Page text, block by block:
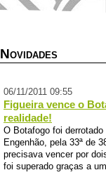
NOVIDADES
06/11/2011 09:55
Figueira vence o
realidade!
O Botafogo foi
Engenhão, pela 33ª de
precisava vencer por
foi superado graças a